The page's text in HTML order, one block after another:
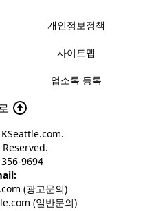
개인정보정책
사이트맵
업소록 등록
KSeattle.com.
9694
(광고문의)
(일반문의)